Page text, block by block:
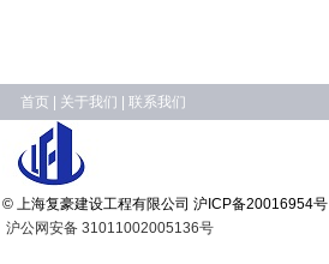
首页 关于我们 联系我们
© 上海复豪建设工程有限公司 沪ICP备20016954号
沪公网安备 31011002005136号